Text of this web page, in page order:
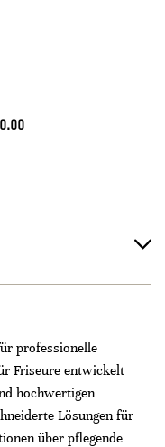
0.00
professionelle
Friseure entwickelt
hochwertigen
Lösungen für
über pflegende